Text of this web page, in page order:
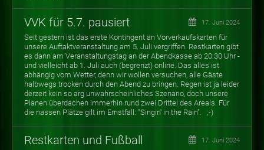
VVK für 5.7. pausiert 17. Juni 2024
Seit gestern ist das erste Kontingent an Vorverkaufskarten für
unsere Auftaktveranstaltung am 5. Juli vergriffen. Restkarten gibt
es dann am Veranstaltungstag an der Abendkasse ab 20:30 Uhr -
und vielleicht ab 1. Juli auch (begrenzt) online. Das alles ist
abhängig vom Wetter, denn wir wollen versuchen, alle Gäste
halbwegs trocken durch den Abend zu bringen. Regen ist ja leider
derzeit kein so arg unwahrscheinliches Szenario, doch unsere
Planen überdachen immerhin rund zwei Drittel des Areals. Für
die nassen Plätze gilt im Ernstfall: "Singin' in the Rain". ;-)
Restkarten und Fußball 17. Juni 2024